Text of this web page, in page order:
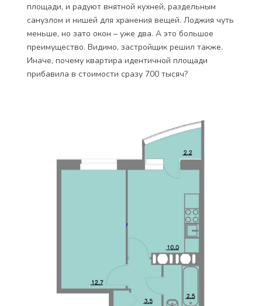
площади, и радуют внятной кухней, раздельным
санузлом и нишей для хранения вещей. Лоджия чуть
меньше, но зато окон – уже два. А это большое
преимущество. Видимо, застройщик решил также.
Иначе, почему квартира идентичной площади
прибавила в стоимости сразу 700 тысяч?